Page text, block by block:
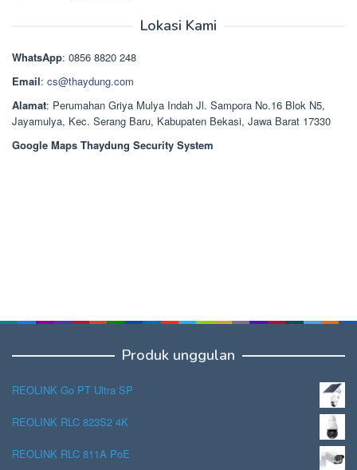
Rp1.378.000.
Lokasi Kami
WhatsApp: 0856 8820 248
Email: cs@thaydung.com
Alamat: Perumahan Griya Mulya Indah Jl. Sampora No.16 Blok N5,
Jayamulya, Kec. Serang Baru, Kabupaten Bekasi, Jawa Barat 17330
Google Maps Thaydung Security System
Produk unggulan
REOLINK Go PT Ultra SP
REOLINK RLC 823S2 4K
REOLINK RLC 811A PoE